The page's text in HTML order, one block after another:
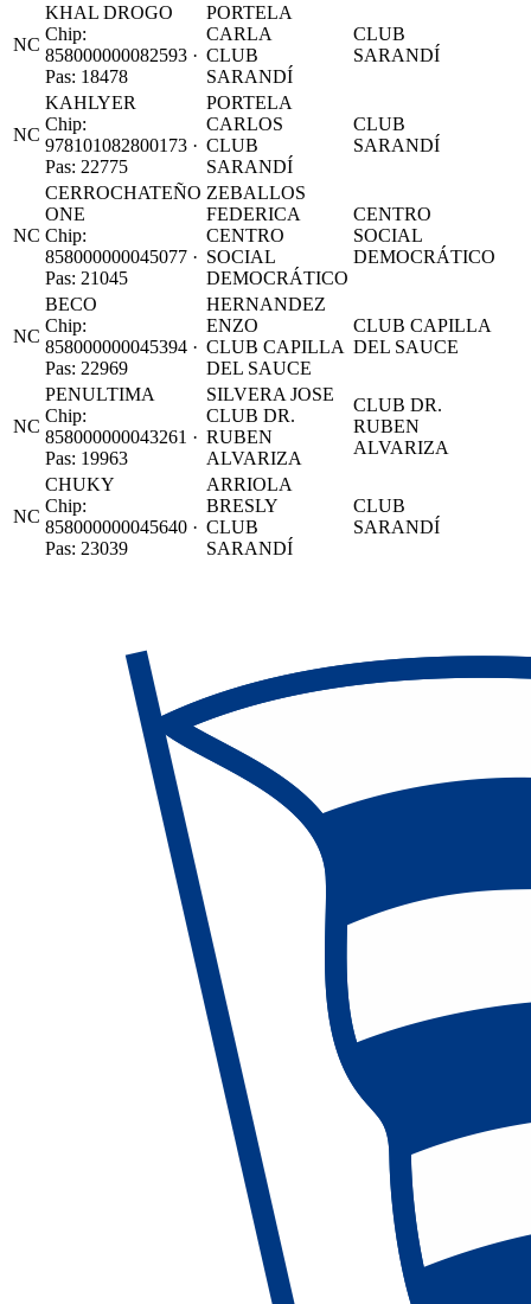
NC
KHAL DROGO
Chip:
858000000082593 ·
Pas: 18478
PORTELA
CARLA
CLUB
SARANDÍ
CLUB
SARANDÍ
NC
KAHLYER
Chip:
978101082800173 ·
Pas: 22775
PORTELA
CARLOS
CLUB
SARANDÍ
CLUB
SARANDÍ
NC
CERROCHATEÑO
ONE
Chip:
858000000045077 ·
Pas: 21045
ZEBALLOS
FEDERICA
CENTRO
SOCIAL
DEMOCRÁTICO
CENTRO
SOCIAL
DEMOCRÁTICO
NC
BECO
Chip:
858000000045394 ·
Pas: 22969
HERNANDEZ
ENZO
CLUB CAPILLA
DEL SAUCE
CLUB CAPILLA
DEL SAUCE
NC
PENULTIMA
Chip:
858000000043261 ·
Pas: 19963
SILVERA JOSE
CLUB DR.
RUBEN
ALVARIZA
CLUB DR.
RUBEN
ALVARIZA
NC
CHUKY
Chip:
858000000045640 ·
Pas: 23039
ARRIOLA
BRESLY
CLUB
SARANDÍ
CLUB
SARANDÍ